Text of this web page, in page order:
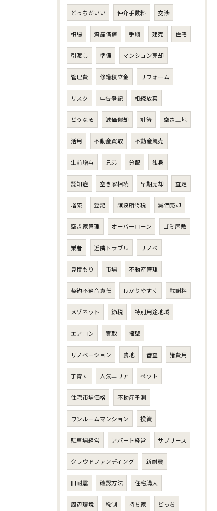
どっちがいい 仲介手数料 交渉
相場 資産価値 手順 建売 住宅
引渡し 準備 マンション売却
管理費 修繕積立金 リフォーム
リスク 申告登記 相続放棄
どうなる 減価償却 計算 空き土地
活用 不動産買取 不動産競売
生前贈与 兄弟 分配 独身
認知症 空き家相続 早期売却 査定
増築 登記 譲渡所得税 減価売却
空き家管理 オーバーローン ゴミ屋敷
業者 近隣トラブル リノベ
見積もり 市場 不動産管理
契約不適合責任 わかりやすく 慰謝料
メゾネット 節税 特別用途地域
エアコン 買取 擁壁
リノベーション 農地 審査 諸費用
子育て 人気エリア ペット
住宅市場価格 不動産予測
ワンルームマンション 投資
駐車場経営 アパート経営 サブリース
クラウドファンディング 新耐震
旧耐震 確認方法 住宅購入
周辺環境 税制 持ち家 どっち